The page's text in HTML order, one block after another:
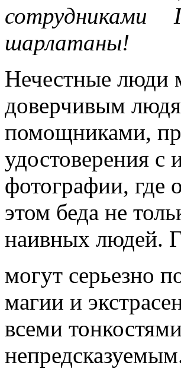
шарлатаны!
Нечестные люди
доверчивым
помощниками,
удостоверения с
фотографии,
этом беда не
наивных людей.
могут серьезно
магии и
всеми